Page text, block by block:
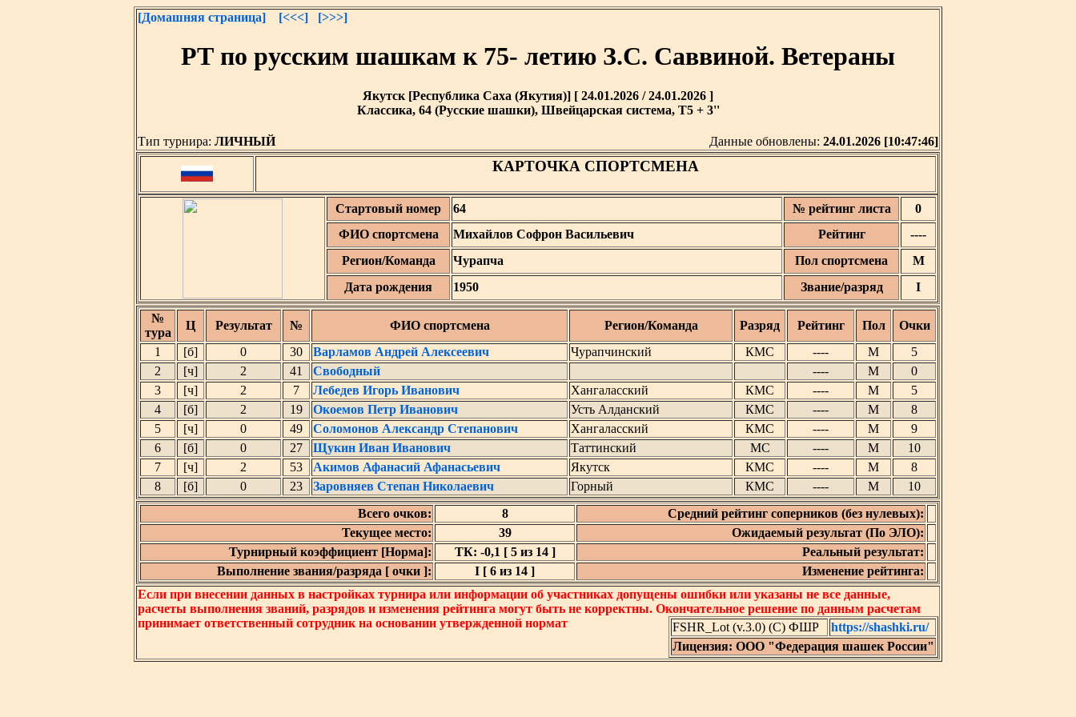
[Домашняя страница] [<<<] [>>>]
РТ по русским шашкам к 75- летию З.С. Саввиной. Ветераны
Якутск [Республика Саха (Якутия)] [ 24.01.2026 / 24.01.2026 ]
Классика, 64 (Русские шашки), Швейцарская система, T5 + 3''
Тип турнира: ЛИЧНЫЙ Данные обновлены: 24.01.2026 [10:47:46]
КАРТОЧКА СПОРТСМЕНА
Стартовый номер 64 № рейтинг листа
0
ФИО спортсмена
Михайлов Софрон Васильевич Рейтинг
----
Регион/Команда
Чурапча Пол спортсмена
М
Дата рождения
1950 Звание/разряд I
№
тура
Ц Результат № ФИО спортсмена Регион/Команда Разряд Рейтинг Пол
Очки
1
[б] 0 30 Варламов Андрей Алексеевич Чурапчинский КМС ---- М
5
2
[ч] 2 41 Свободный ---- М
0
3
[ч] 2 7 Лебедев Игорь Иванович Хангаласский КМС ---- М
5
4
[б] 2 19 Окоемов Петр Иванович Усть Алданский КМС ---- М
8
5
[ч] 0 49 Соломонов Александр Степанович Хангаласский КМС ---- М
9
6
[б] 0 27 Щукин Иван Иванович Таттинский МС ---- М
10
7
[ч] 2 53 Акимов Афанасий Афанасьевич Якутск КМС ---- М
8
8
[б] 0 23 Заровняев Степан Николаевич Горный КМС ---- М
10
Всего очков:
8
Средний рейтинг соперников (без нулевых):
Текущее место:
39
Ожидаемый результат (По ЭЛО):
Турнирный коэффициент [Норма]:
ТК: -0,1 [ 5 из 14 ]
Реальный результат:
Выполнение звания/разряда [ очки ]:
I [ 6 из 14 ]
Изменение рейтинга:
Если при внесении данных в настройках турнира или информации об участниках допущены ошибки или указаны не все данные,
расчеты выполнения званий, разрядов и изменения рейтинга могут быть не корректны. Окончательное решение по данным расчетам
принимает ответственный сотрудник на основании утвержденной нормат
FSHR_Lot (v.3.0) (C) ФШР
https://shashki.ru/
Лицензия: ООО "Федерация шашек России"